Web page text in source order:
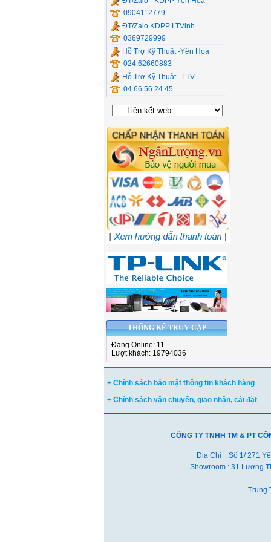
0904112779
ĐT/Zalo KDPP LTVinh
0369729999
Hỗ Trợ Kỹ Thuật -Yên Hoà
024.62660883
Hỗ Trợ Kỹ Thuật - LTV
04.66.56.24.45
THỐNG KÊ TRUY CẬP
Đang Online: 11
Lượt khách: 19794036
+ Chính sách bảo mật thông tin khách hàng
+ Chính sách vận chuyển, giao nhận, cài đặt
CÔNG TY TNHH TM & PT
Địa Chỉ : Số 1/ 271
Showroom : 31 Lương
Trung